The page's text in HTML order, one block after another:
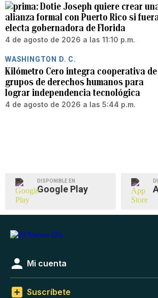
Dotie Joseph quiere crear
alianza formal con Puerto Rico si
electa gobernadora de Florida
4 de agosto de 2026 a las 11:10 p.m.
WASHINGTON D. C.
Kilómetro Cero integra cooperativa de
grupos de derechos humanos para
lograr independencia tecnológica
4 de agosto de 2026 a las 5:44 p.m.
DISPONIBLE EN
Google Play
Mi cuenta
Suscríbete